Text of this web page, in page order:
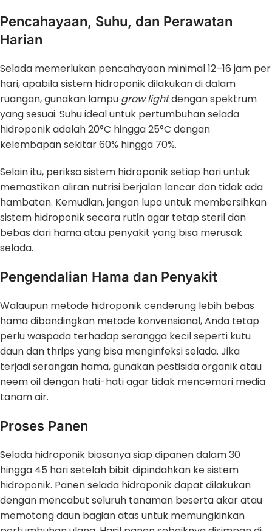
Pencahayaan, Suhu, dan Perawatan
Harian
Selada memerlukan pencahayaan minimal 12–16 jam per
hari, apabila sistem hidroponik dilakukan di dalam
ruangan, gunakan lampu grow lightdengan spektrum
yang sesuai. Suhu ideal untuk pertumbuhan selada
hidroponik adalah 20°C hingga 25°C dengan
kelembapan sekitar 60% hingga 70%.
Selain itu, periksa sistem hidroponik setiap hari untuk
memastikan aliran nutrisi berjalan lancar dan tidak ada
hambatan. Kemudian, jangan lupa untuk membersihkan
sistem hidroponik secara rutin agar tetap steril dan
bebas dari hama atau penyakit yang bisa merusak
selada.
Pengendalian Hama dan Penyakit
Walaupun metode hidroponik cenderung lebih bebas
hama dibandingkan metode konvensional, Anda tetap
perlu waspada terhadap serangga kecil seperti kutu
daun dan thrips yang bisa menginfeksi selada. Jika
terjadi serangan hama, gunakan pestisida organik atau
neem oil dengan hati-hati agar tidak mencemari media
tanam air.
Proses Panen
Selada hidroponik biasanya siap dipanen dalam 30
hingga 45 hari setelah bibit dipindahkan ke sistem
hidroponik. Panen selada hidroponik dapat dilakukan
dengan mencabut seluruh tanaman beserta akar atau
memotong daun bagian atas untuk memungkinkan